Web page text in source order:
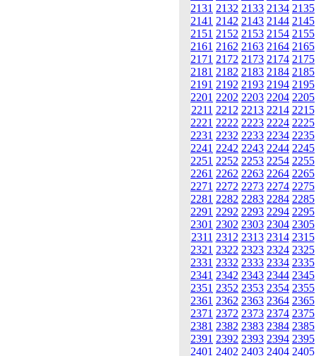
2131 2132 2133 2134 2135
2141 2142 2143 2144 2145
2151 2152 2153 2154 2155
2161 2162 2163 2164 2165
2171 2172 2173 2174 2175
2181 2182 2183 2184 2185
2191 2192 2193 2194 2195
2201 2202 2203 2204 2205
2211 2212 2213 2214 2215
2221 2222 2223 2224 2225
2231 2232 2233 2234 2235
2241 2242 2243 2244 2245
2251 2252 2253 2254 2255
2261 2262 2263 2264 2265
2271 2272 2273 2274 2275
2281 2282 2283 2284 2285
2291 2292 2293 2294 2295
2301 2302 2303 2304 2305
2311 2312 2313 2314 2315
2321 2322 2323 2324 2325
2331 2332 2333 2334 2335
2341 2342 2343 2344 2345
2351 2352 2353 2354 2355
2361 2362 2363 2364 2365
2371 2372 2373 2374 2375
2381 2382 2383 2384 2385
2391 2392 2393 2394 2395
2401 2402 2403 2404 2405